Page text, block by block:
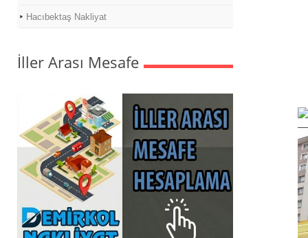
Hacıbektaş Nakliyat
İller Arası Mesafe